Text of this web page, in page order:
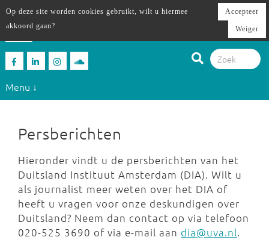
Menu ↓
Persberichten
Hieronder vindt u de persberichten van het
Duitsland Instituut Amsterdam (DIA). Wilt u
als journalist meer weten over het DIA of
heeft u vragen voor onze deskundigen over
Duitsland? Neem dan contact op via telefoon
020-525 3690 of via e-mail aan dia@uva.nl.
Op deze site worden cookies gebruikt, wilt u hiermee
akkoord gaan?
Accepteer
Weiger